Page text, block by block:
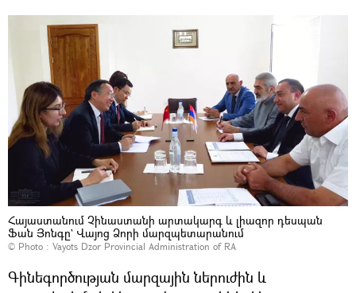
Հայաստանում Չինաստանի արտակարգ և լիազոր դեսպան
Ֆան Յոնգը` Վայոց Ձորի մարզպետարանում
© Photo : Vayots Dzor Provincial Administration of RA
Գինեգործության մարզային ներուժին և